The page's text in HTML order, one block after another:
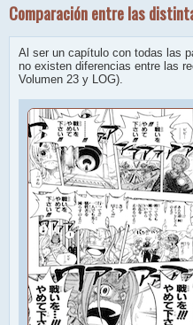
Comparación entre las
Al ser un capítulo con todas las
no existen diferencias entre las
Volumen 23 y LOG).